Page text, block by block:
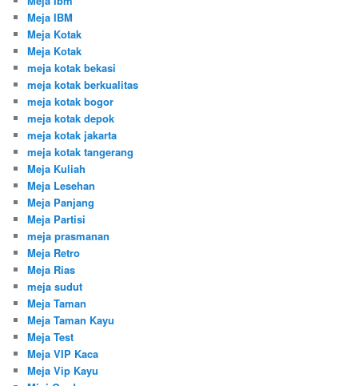
Meja IBM
Meja Kotak
Meja Kotak
meja kotak bekasi
meja kotak berkualitas
meja kotak bogor
meja kotak depok
meja kotak jakarta
meja kotak tangerang
Meja Kuliah
Meja Lesehan
Meja Panjang
Meja Partisi
meja prasmanan
Meja Retro
Meja Rias
meja sudut
Meja Taman
Meja Taman Kayu
Meja Test
Meja VIP Kaca
Meja Vip Kayu